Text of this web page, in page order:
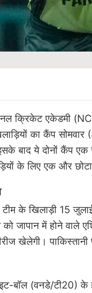
क्रिकेट एकेडमी
का कैंप
बाद ये दोनों कैंप
के लिए एक और
के खिलाड़ी 15
जापान में होने वाले
खेलेगी। पाकिस्तानी
बॉल (वनडे/टी20)